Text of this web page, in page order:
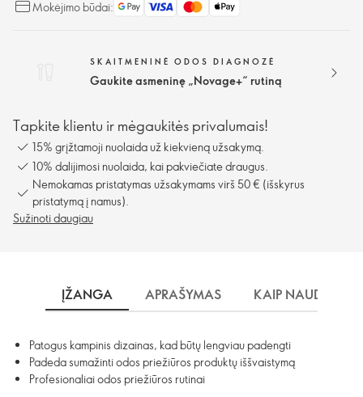
Mokėjimo būdai:
SKAITMENINĖ ODOS DIAGNOZĖ
Gaukite asmeninę „Novage+“ rutiną
Tapkite klientu ir mėgaukitės privalumais!
15% grįžtamoji nuolaida už kiekvieną užsakymą.
10% dalijimosi nuolaida, kai pakviečiate draugus.
Nemokamas pristatymas užsakymams virš 50 € (išskyrus
pristatymą į namus).
Sužinoti daugiau
ĮŽANGA APRAŠYMAS KAIP NAUDOTI?
Patogus kampinis dizainas, kad būtų lengviau padengti
Padeda sumažinti odos priežiūros produktų iššvaistymą
Profesionaliai odos priežiūros rutinai